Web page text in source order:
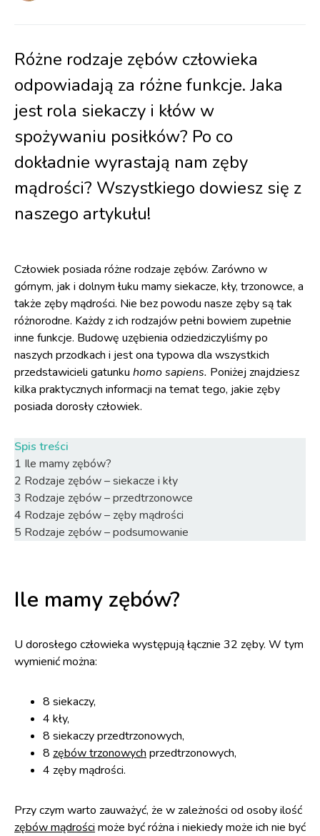
Różne rodzaje zębów człowieka
odpowiadają za różne funkcje. Jaka
jest rola siekaczy i kłów w
spożywaniu posiłków? Po co
dokładnie wyrastają nam zęby
mądrości? Wszystkiego dowiesz się z
naszego artykułu!
Człowiek posiada różne rodzaje zębów. Zarówno w
górnym, jak i dolnym łuku mamy siekacze, kły, trzonowce, a
także zęby mądrości. Nie bez powodu nasze zęby są tak
różnorodne. Każdy z ich rodzajów pełni bowiem zupełnie
inne funkcje. Budowę uzębienia odziedziczyliśmy po
naszych przodkach i jest ona typowa dla wszystkich
przedstawicieli gatunku homo sapiens. Poniżej znajdziesz
kilka praktycznych informacji na temat tego, jakie zęby
posiada dorosły człowiek.
Spis treści
1 Ile mamy zębów?
2 Rodzaje zębów – siekacze i kły
3 Rodzaje zębów – przedtrzonowce
4 Rodzaje zębów – zęby mądrości
5 Rodzaje zębów – podsumowanie
Ile mamy zębów?
U dorosłego człowieka występują łącznie 32 zęby. W tym
wymienić można:
8 siekaczy,
4 kły,
8 siekaczy przedtrzonowych,
8 zębów trzonowych przedtrzonowych,
4 zęby mądrości.
Przy czym warto zauważyć, że w zależności od osoby ilość
zębów mądrości może być różna i niekiedy może ich nie być